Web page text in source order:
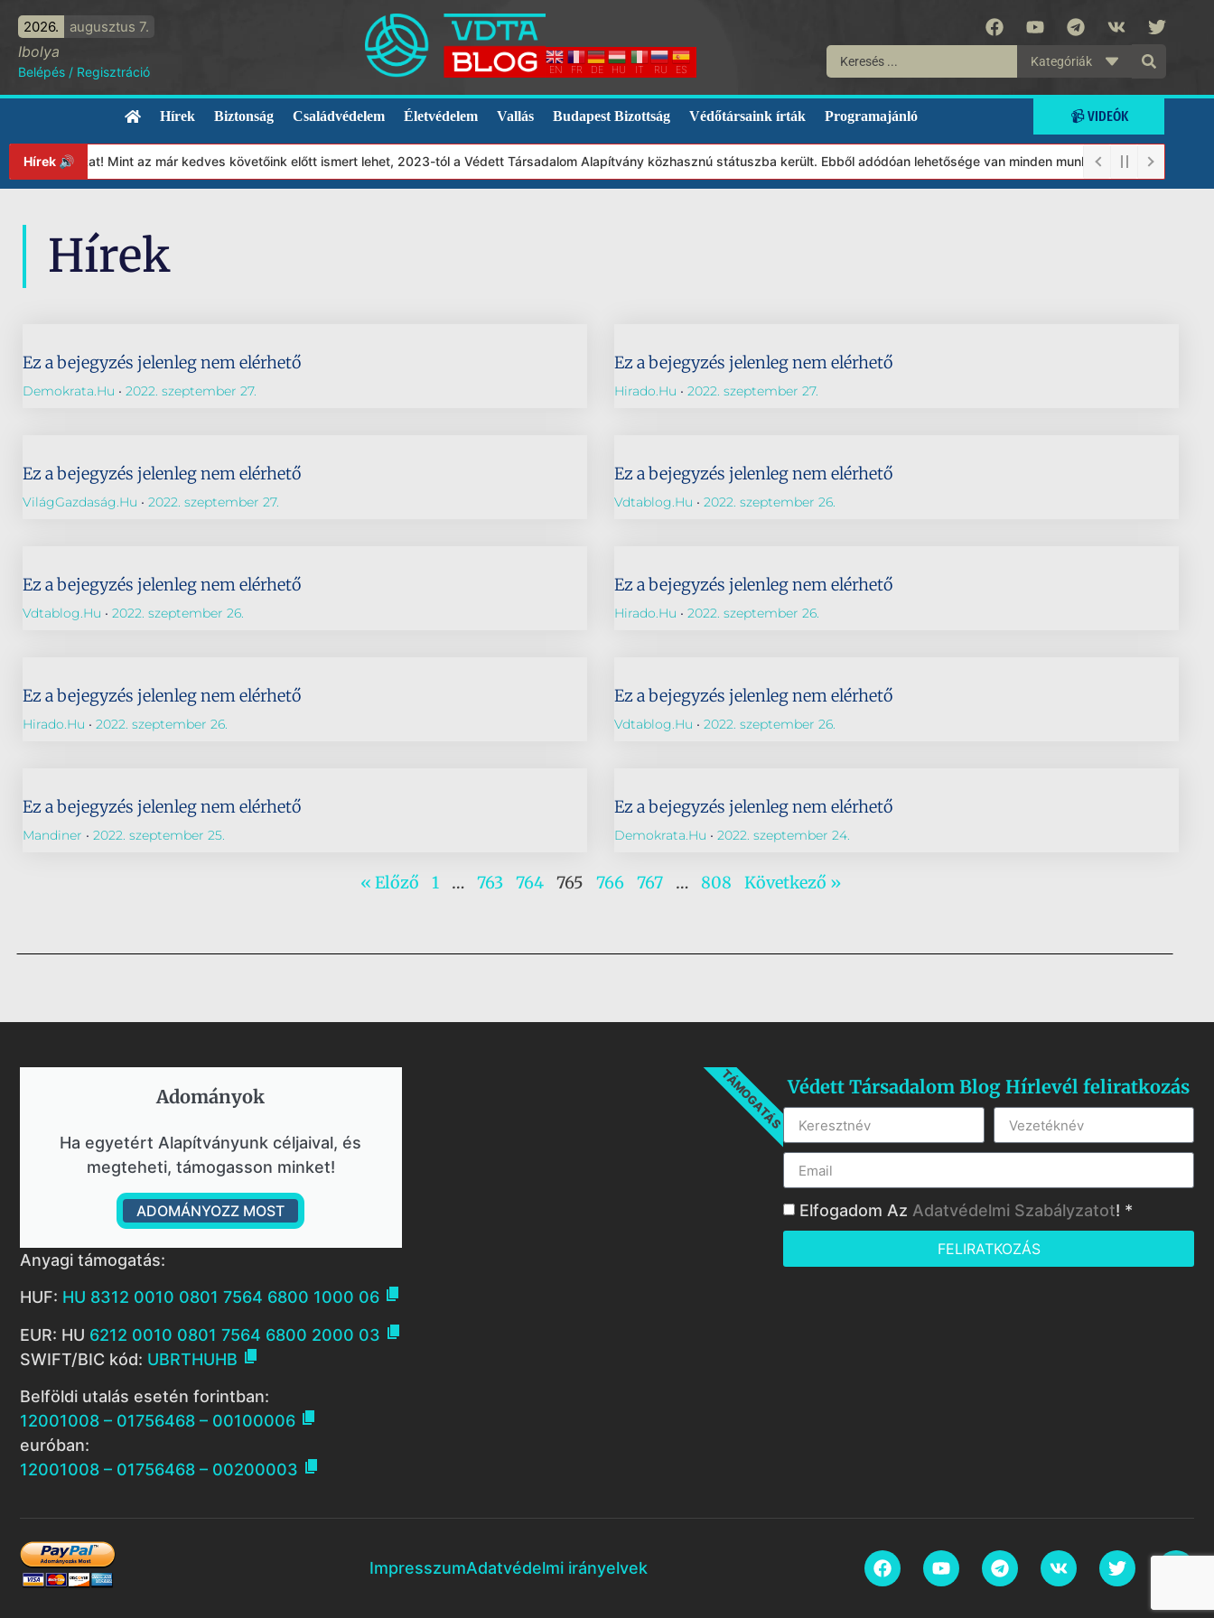
2026. augusztus 7.
Ibolya
Belépés / Regisztráció EN FR DE HU IT RU ES
Kategóriák
Hírek Biztonság Családvédelem Életvédelem Vallás Budapest Bizottság Védőtársaink írták Programajánló 📹 VIDEÓK
Hírek 🔊 Mint az már kedves követőink előtt ismert lehet, 2023-tól a Védett Társadalom Alapítvány közhasznú státuszba került. Ebből adódóan lehetősége van minden munkánkat segíteni
Hírek
Ez a bejegyzés jelenleg nem elérhető
Demokrata.hu 2022. szeptember 27.
Ez a bejegyzés jelenleg nem elérhető
Hirado.hu 2022. szeptember 27.
Ez a bejegyzés jelenleg nem elérhető
VilágGazdaság.hu 2022. szeptember 27.
Ez a bejegyzés jelenleg nem elérhető
Vdtablog.hu 2022. szeptember 26.
Ez a bejegyzés jelenleg nem elérhető
Vdtablog.hu 2022. szeptember 26.
Ez a bejegyzés jelenleg nem elérhető
Hirado.hu 2022. szeptember 26.
Ez a bejegyzés jelenleg nem elérhető
Hirado.hu 2022. szeptember 26.
Ez a bejegyzés jelenleg nem elérhető
Vdtablog.hu 2022. szeptember 26.
Ez a bejegyzés jelenleg nem elérhető
Mandiner 2022. szeptember 25.
Ez a bejegyzés jelenleg nem elérhető
Demokrata.hu 2022. szeptember 24.
« Előző 1 … 763 764 765 766 767 … 808 Következő »
Adományok​
Ha egyetért Alapítványunk céljaival, és
megteheti, támogasson minket!
ADOMÁNYOZZ MOST
TÁMOGATÁS
Anyagi támogatás:
HUF: HU 8312 0010 0801 7564 6800 1000 06 
EUR: HU 6212 0010 0801 7564 6800 2000 03 
SWIFT/BIC kód: UBRTHUHB 
Belföldi utalás esetén forintban:
12001008 – 01756468 – 00100006 
euróban:
12001008 – 01756468 – 00200003 
Védett Társadalom Blog Hírlevél feliratkozás
Elfogadom Az Adatvédelmi Szabályzatot! *
FELIRATKOZÁS
ImpresszumAdatvédelmi irányelvek